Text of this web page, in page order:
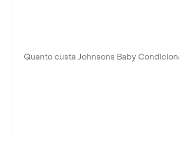
Quanto custa Johnsons Baby